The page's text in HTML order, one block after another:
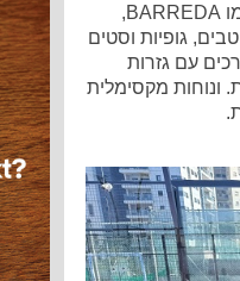
פריטי לבוש, סטים תואמים, דגמי סניקרס בלעדיים כמו BARREDA,
גופיות וסטים
עם גזרות
ונוחות מקסימלית